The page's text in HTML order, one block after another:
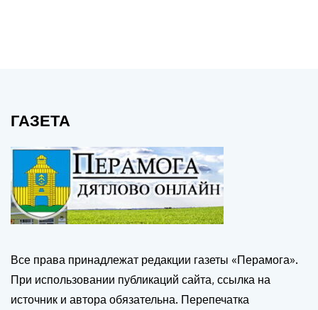
ГАЗЕТА
Все права принадлежат редакции газеты «Перамога».
При использовании публикаций сайта, ссылка на
источник и автора обязательна. Перепечатка